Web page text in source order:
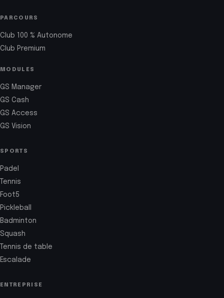
PARCOURS
Club 100 % Autonome
Club Premium
MODULES
GS Manager
GS Cash
GS Access
GS Vision
SPORTS
Padel
Tennis
Foot5
Pickleball
Badminton
Squash
Tennis de table
Escalade
ENTREPRISE